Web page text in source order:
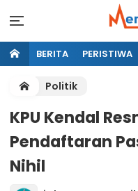
BERITA PERISTIWA
Politik
KPU Kendal
Pendaftaran
Nihil